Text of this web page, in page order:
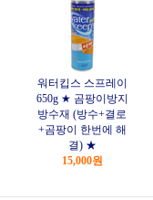
워터킵스 스프레이
650g ★ 곰팡이방지
방수재 (방수+결로
+곰팡이 한번에 해
결) ★
15,000원